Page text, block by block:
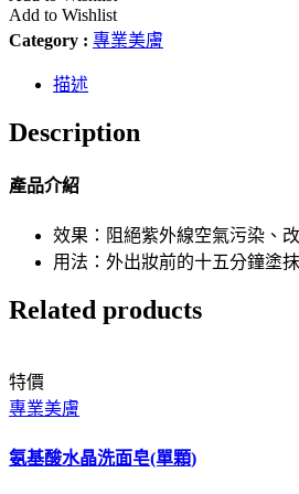
Add to Wishlist
Category : 專業美膚
描述
Description
產品介紹
效果：阻絕紫外線空氣污染、
用法：外出妝前的十五分鐘塗
Related products
特價
專業美膚
氨基酸水晶洗面皂(單顆)